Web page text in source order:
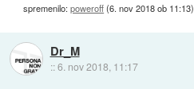
spremenilo:poweroff(6. nov 2018 ob 11:13)
Dr_M
::6. nov 2018, 11:17